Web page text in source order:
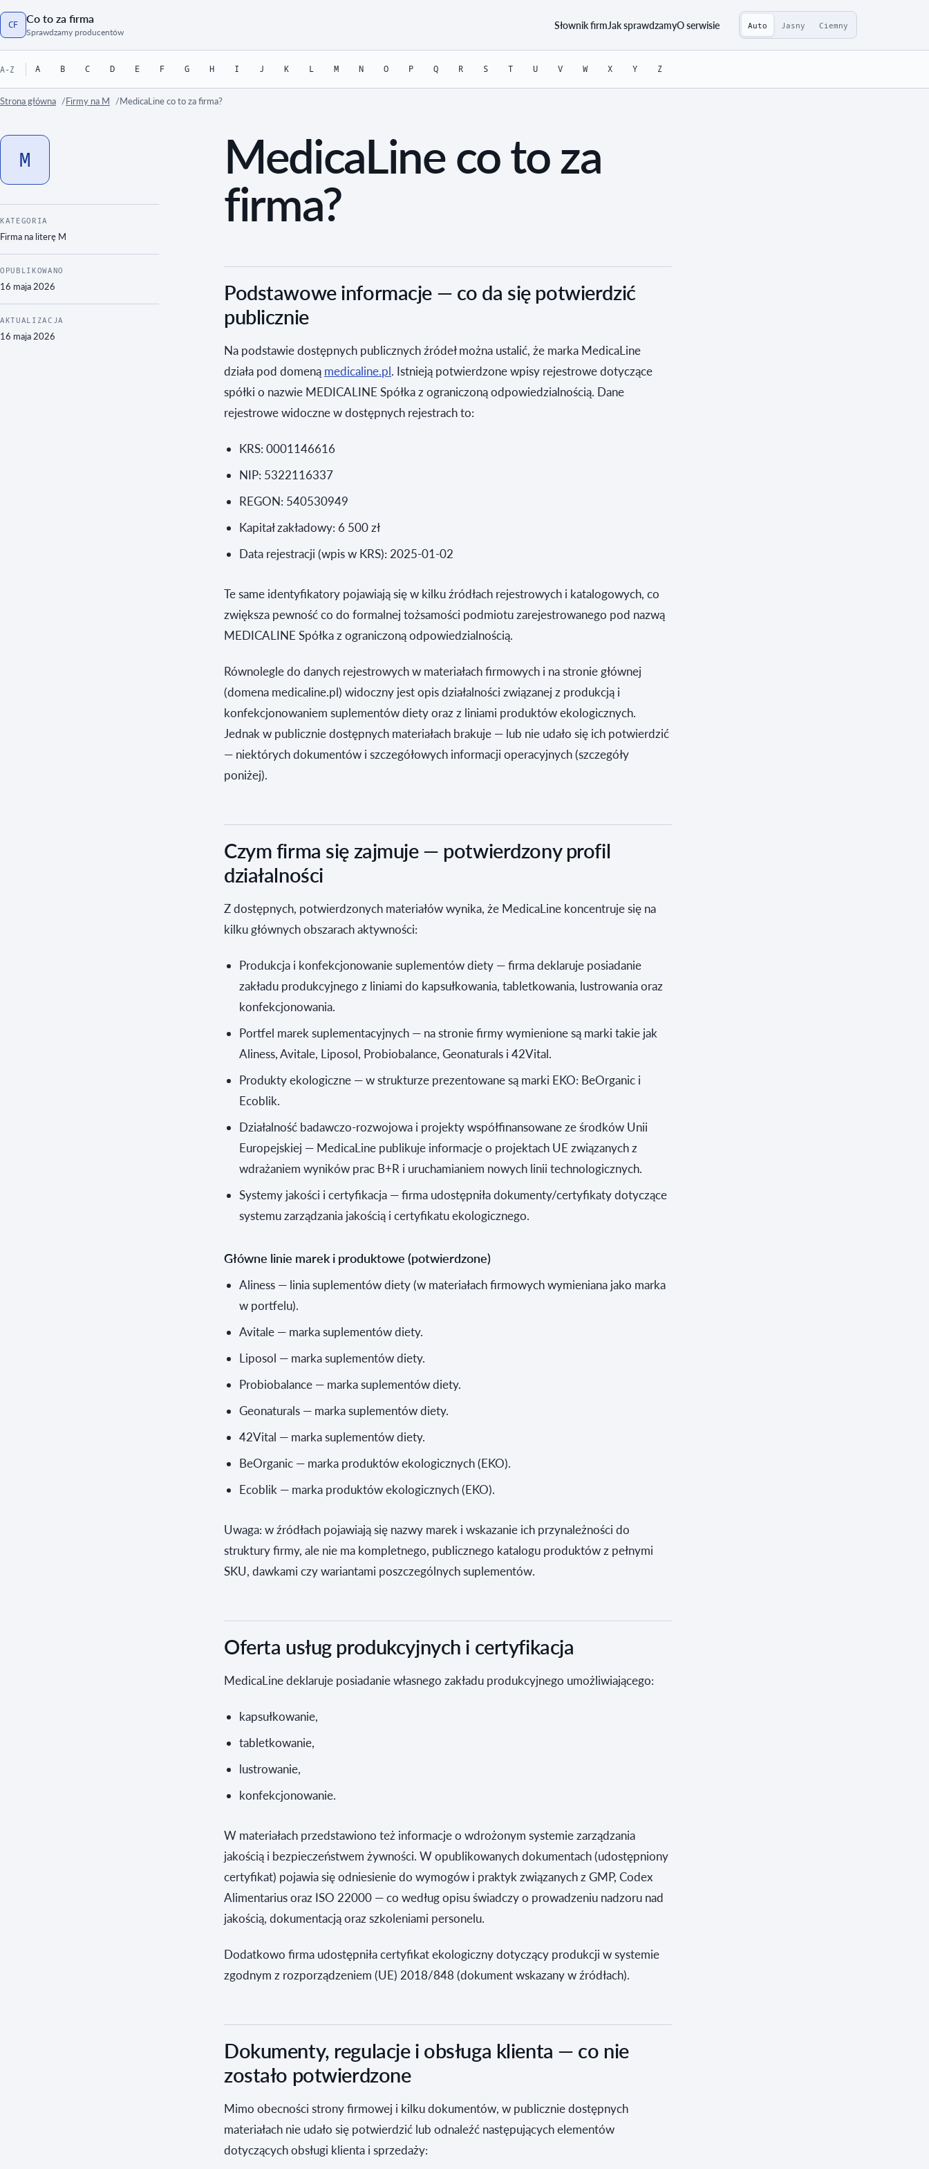
CF Co to za firma
Sprawdzamy producentów
Strona główna
Słownik firmJak sprawdzamyO serwisie Auto Jasny Ciemny
A-Z A B C D E F G H I J K L M N O P Q R S T U V W X Y Z
Strona główna Firmy na M MedicaLine co to za firma?
M
KATEGORIA
Firma na literę M
OPUBLIKOWANO
16 maja 2026
AKTUALIZACJA
16 maja 2026
MedicaLine co to za
firma?
Podstawowe informacje — co da się potwierdzić
publicznie
Na podstawie dostępnych publicznych źródeł można ustalić, że marka MedicaLine
działa pod domeną medicaline.pl. Istnieją potwierdzone wpisy rejestrowe dotyczące
spółki o nazwie MEDICALINE Spółka z ograniczoną odpowiedzialnością. Dane
rejestrowe widoczne w dostępnych rejestrach to:
KRS: 0001146616
NIP: 5322116337
REGON: 540530949
Kapitał zakładowy: 6 500 zł
Data rejestracji (wpis w KRS): 2025-01-02
Te same identyfikatory pojawiają się w kilku źródłach rejestrowych i katalogowych, co
zwiększa pewność co do formalnej tożsamości podmiotu zarejestrowanego pod nazwą
MEDICALINE Spółka z ograniczoną odpowiedzialnością.
Równolegle do danych rejestrowych w materiałach firmowych i na stronie głównej
(domena medicaline.pl) widoczny jest opis działalności związanej z produkcją i
konfekcjonowaniem suplementów diety oraz z liniami produktów ekologicznych.
Jednak w publicznie dostępnych materiałach brakuje — lub nie udało się ich potwierdzić
— niektórych dokumentów i szczegółowych informacji operacyjnych (szczegóły
poniżej).
Czym firma się zajmuje — potwierdzony profil
działalności
Z dostępnych, potwierdzonych materiałów wynika, że MedicaLine koncentruje się na
kilku głównych obszarach aktywności:
Produkcja i konfekcjonowanie suplementów diety — firma deklaruje posiadanie
zakładu produkcyjnego z liniami do kapsułkowania, tabletkowania, lustrowania oraz
konfekcjonowania.
Portfel marek suplementacyjnych — na stronie firmy wymienione są marki takie jak
Aliness, Avitale, Liposol, Probiobalance, Geonaturals i 42Vital.
Produkty ekologiczne — w strukturze prezentowane są marki EKO: BeOrganic i
Ecoblik.
Działalność badawczo-rozwojowa i projekty współfinansowane ze środków Unii
Europejskiej — MedicaLine publikuje informacje o projektach UE związanych z
wdrażaniem wyników prac B+R i uruchamianiem nowych linii technologicznych.
Systemy jakości i certyfikacja — firma udostępniła dokumenty/certyfikaty dotyczące
systemu zarządzania jakością i certyfikatu ekologicznego.
Główne linie marek i produktowe (potwierdzone)
Aliness — linia suplementów diety (w materiałach firmowych wymieniana jako marka
w portfelu).
Avitale — marka suplementów diety.
Liposol — marka suplementów diety.
Probiobalance — marka suplementów diety.
Geonaturals — marka suplementów diety.
42Vital — marka suplementów diety.
BeOrganic — marka produktów ekologicznych (EKO).
Ecoblik — marka produktów ekologicznych (EKO).
Uwaga: w źródłach pojawiają się nazwy marek i wskazanie ich przynależności do
struktury firmy, ale nie ma kompletnego, publicznego katalogu produktów z pełnymi
SKU, dawkami czy wariantami poszczególnych suplementów.
Oferta usług produkcyjnych i certyfikacja
MedicaLine deklaruje posiadanie własnego zakładu produkcyjnego umożliwiającego:
kapsułkowanie,
tabletkowanie,
lustrowanie,
konfekcjonowanie.
W materiałach przedstawiono też informacje o wdrożonym systemie zarządzania
jakością i bezpieczeństwem żywności. W opublikowanych dokumentach (udostępniony
certyfikat) pojawia się odniesienie do wymogów i praktyk związanych z GMP, Codex
Alimentarius oraz ISO 22000 — co według opisu świadczy o prowadzeniu nadzoru nad
jakością, dokumentacją oraz szkoleniami personelu.
Dodatkowo firma udostępniła certyfikat ekologiczny dotyczący produkcji w systemie
zgodnym z rozporządzeniem (UE) 2018/848 (dokument wskazany w źródłach).
Dokumenty, regulacje i obsługa klienta — co nie
zostało potwierdzone
Mimo obecności strony firmowej i kilku dokumentów, w publicznie dostępnych
materiałach nie udało się potwierdzić lub odnaleźć następujących elementów
dotyczących obsługi klienta i sprzedaży: